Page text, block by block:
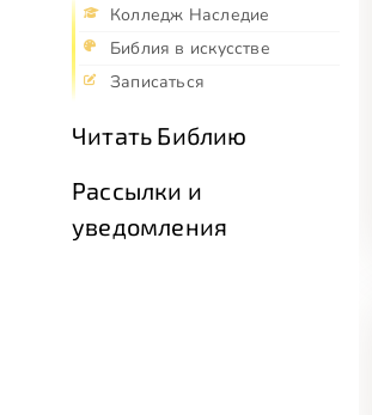
Колледж Наследие
Библия в искусстве
Записаться
Читать Библию
Рассылки и
уведомления